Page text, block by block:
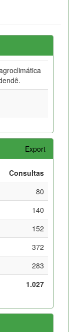
Export
Consultas
80
140
152
372
283
1.027